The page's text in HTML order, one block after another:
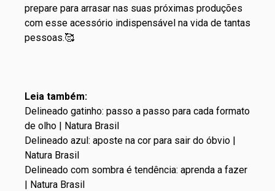
prepare para arrasar nas suas próximas produções
com esse acessório indispensável na vida de tantas
pessoas.🥰
Leia também:
Delineado gatinho: passo a passo para cada formato
de olho | Natura Brasil
Delineado azul: aposte na cor para sair do óbvio |
Natura Brasil
Delineado com sombra é tendência: aprenda a fazer
| Natura Brasil